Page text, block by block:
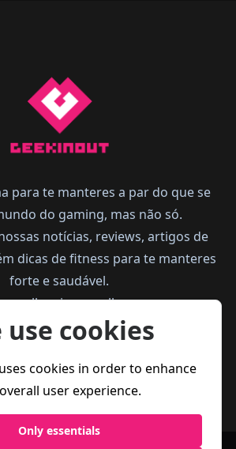
para te manteres a par do que se
do gaming, mas não só.
notícias, reviews, artigos de
dicas de fitness para te manteres
forte e saudável.
melhor, joga melhor.
use cookies
cookies in order to enhance
user experience.
Only essentials